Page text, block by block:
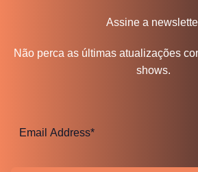
Assine a
Não perca as últimas atualizações
shows.